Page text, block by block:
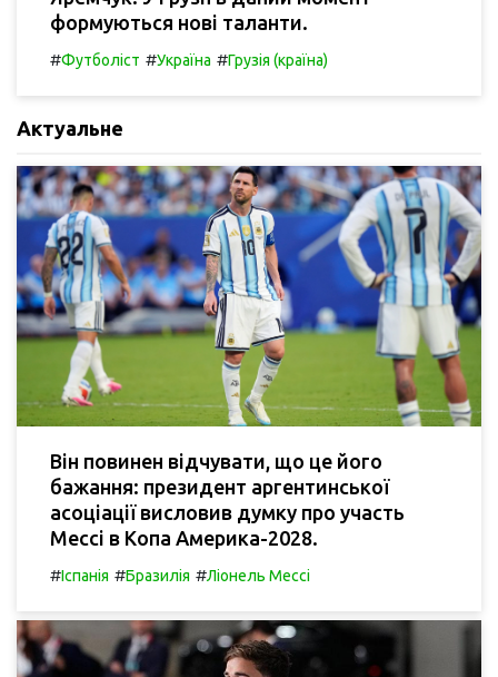
формуються нові таланти.
#Футболіст #Україна #Грузія (країна)
Актуальне
Він повинен відчувати, що це його
бажання: президент аргентинської
асоціації висловив думку про участь
Мессі в Копа Америка-2028.
#Іспанія #Бразилія #Ліонель Мессі